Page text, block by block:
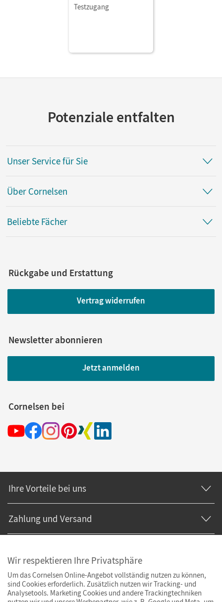
Testzugang
Potenziale entfalten
Unser Service für Sie
Über Cornelsen
Beliebte Fächer
Rückgabe und Erstattung
Vertrag widerrufen
Newsletter abonnieren
Jetzt anmelden
Cornelsen bei
Ihre Vorteile bei uns
Zahlung und Versand
Wir respektieren Ihre Privatsphäre
Um das Cornelsen Online-Angebot vollständig nutzen zu können,
sind Cookies erforderlich. Zusätzlich nutzen wir Tracking- und
Analysetools. Marketing Cookies und andere Trackingtechniken